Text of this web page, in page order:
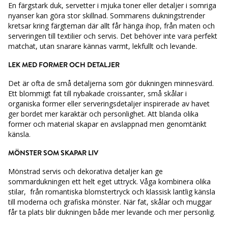
En färgstark duk, servetter i mjuka toner eller detaljer i somriga
nyanser kan göra stor skillnad. Sommarens dukningstrender
kretsar kring färgteman där allt får hänga ihop, från maten och
serveringen till textilier och servis. Det behöver inte vara perfekt
matchat, utan snarare kännas varmt, lekfullt och levande.
LEK MED FORMER OCH DETALJER
Det är ofta de små detaljerna som gör dukningen minnesvärd.
Ett blommigt fat till nybakade croissanter, små skålar i
organiska former eller serveringsdetaljer inspirerade av havet
ger bordet mer karaktär och personlighet. Att blanda olika
former och material skapar en avslappnad men genomtänkt
känsla.
MÖNSTER SOM SKAPAR LIV
Mönstrad servis och dekorativa detaljer kan ge
sommardukningen ett helt eget uttryck. Våga kombinera olika
stilar, från romantiska blomstertryck och klassisk lantlig känsla
till moderna och grafiska mönster. När fat, skålar och muggar
får ta plats blir dukningen både mer levande och mer personlig.